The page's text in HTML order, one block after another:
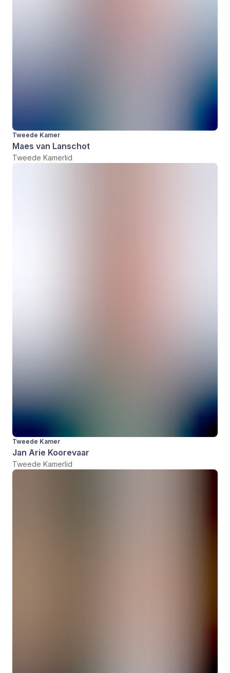
Tweede Kamer
Maes van Lanschot
Tweede Kamerlid
Tweede Kamer
Jan Arie Koorevaar
Tweede Kamerlid